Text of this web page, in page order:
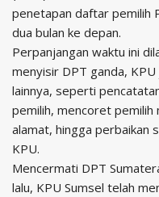
penetapan daftar pemilih
dua bulan ke depan.
Perpanjangan waktu ini
menyisir DPT ganda,
lainnya, seperti
pemilih, mencoret pemilih
alamat, hingga perbaikan
KPU.
Mencermati DPT
lalu, KPU Sumsel telah